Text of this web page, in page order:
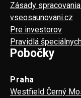
Zásady
vseosaunovani.cz
Pre investorov
Pravidlá
Pobočky
Praha
Westfield Černý